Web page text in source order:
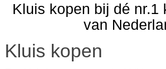
Kluis kopen bij dé nr.1
van
Kluis kopen